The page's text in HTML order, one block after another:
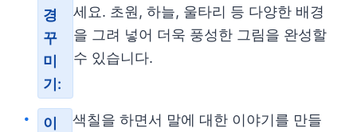
경
꾸
미
기:
세요. 초원, 하늘, 울타리 등 다양한 배경
을 그려 넣어 더욱 풍성한 그림을 완성할
수 있습니다.
이
색칠을 하면서 말에 대한 이야기를 만들